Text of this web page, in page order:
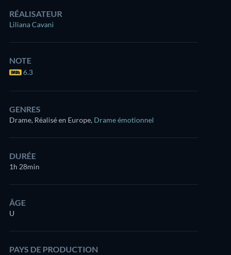
RÉALISATEUR
Liliana Cavani
NOTE
6.3
GENRES
Drame, Réalisé en Europe, Drame émotionnel
DURÉE
1h 28min
ÂGE
U
PAYS DE PRODUCTION